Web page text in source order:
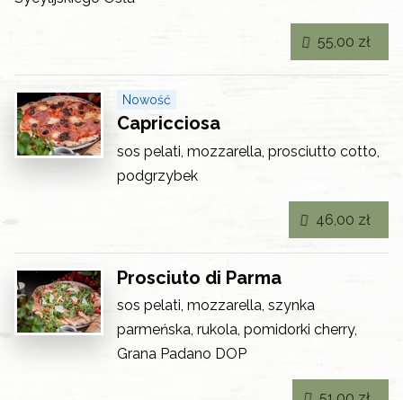
Nowość
Capricciosa
sos pelati, mozzarella, prosciutto cotto,
podgrzybek
Prosciuto di Parma
sos pelati, mozzarella, szynka
parmeńska, rukola, pomidorki cherry,
Grana Padano DOP